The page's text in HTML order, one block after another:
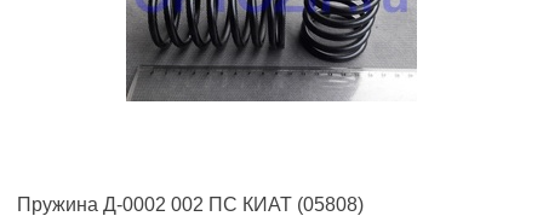
Пружина Д-0002 002 ПС КИАТ (05808)